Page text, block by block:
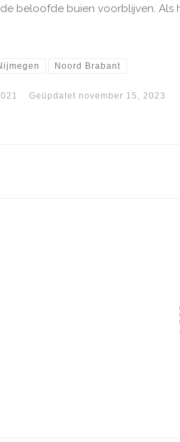
beloofde buien voorblijven. Als
Noord Brabant
Geüpdatet november 15, 2023